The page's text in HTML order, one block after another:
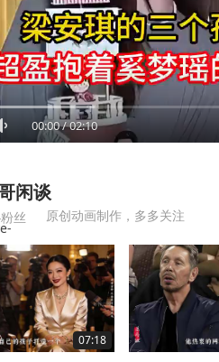
00:00/02:10
闲谈
丝 原创动画制作，多多关注
07:18